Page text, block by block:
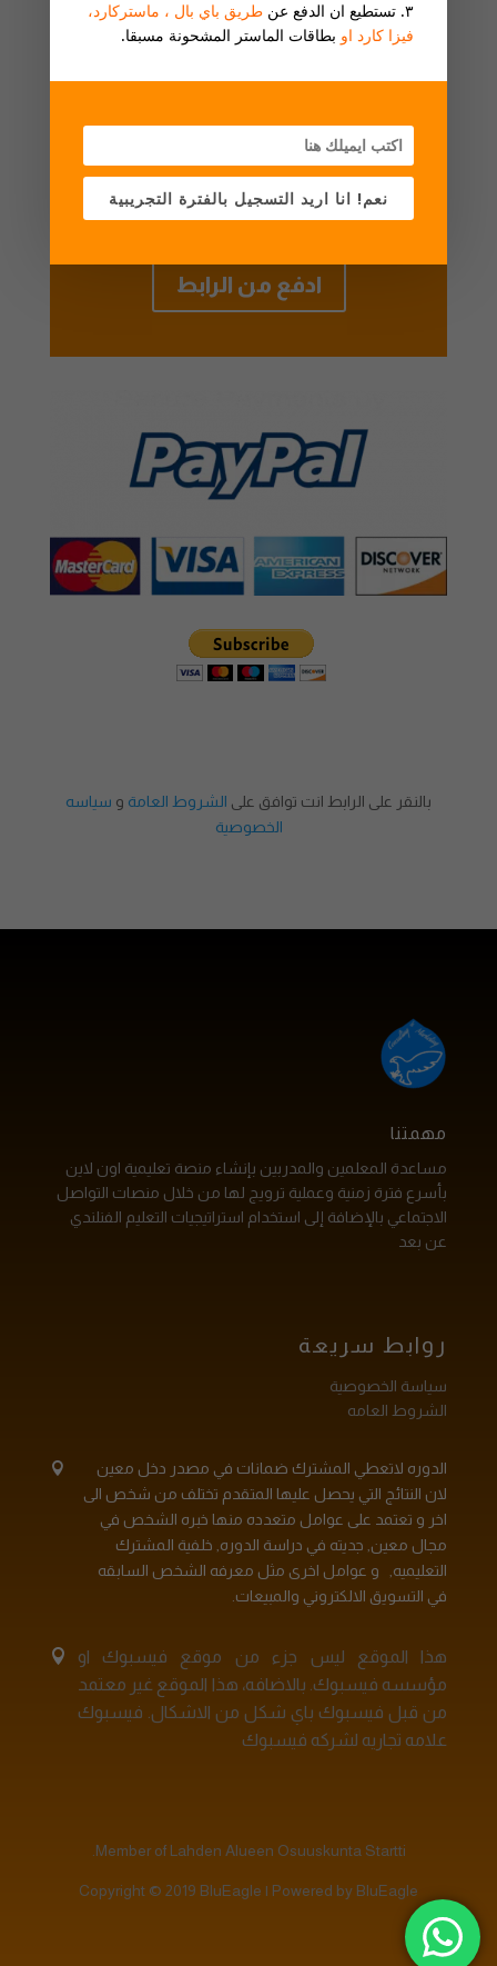
كل دفعه ٩٩٤ يورو تقسم
علئ خمس شهور
ادفع من الرابط
بالنقر على الرابط انت توافق على الشروط العامة و سياسه
الخصوصية
مهمتنا
مساعدة المعلمين والمدربين بإنشاء منصة تعليمية اون لاين
بأسرع فترة زمنية وعملية ترويج لها من خلال منصات التواصل
الاجتماعي بالإضافة إلى استخدام استراتيجيات التعليم الفنلندي
عن بعد
روابط سريعة
سياسة الخصوصية
الشروط العامه
الدوره لاتعطي المشترك ضمانات في مصدر دخل معين
لان النتائج التي يحصل عليها المتقدم تختلف من شخص الى
اخر و تعتمد على عوامل متعدده منها خبره الشخص في
مجال معين, جديته في دراسة الدوره, خلفية المشترك
التعليميه, و عوامل اخرى مثل معرفه الشخص السابقه
في التسويق الالكتروني والمبيعات.
هذا الموقع ليس جزء من موقع فيسبوك او
مؤسسه فيسبوك. بالاضافه، هذا الموقع غير معتمد
من قبل فيسبوك باي شكل من الاشكال. فيسبوك
علامه تجاريه لشركه فيسبوك
Member of Lahden Alueen Osuuskunta Startti.
Copyright © 2019 BluEagle | Powered by BluEagle
٣. تستطيع ان الدفع عن
طريق باي بال ، ماستركارد،
فيزا كارد او بطاقات الماستر المشحونة مسبقا.
نعم! انا اريد التسجيل بالفترة التجريبية